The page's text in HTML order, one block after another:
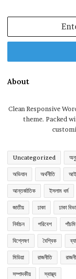
Email
About
Clean Responsive
theme. Packed
Uncategorized
অভিযান অর্থনীতি
আন্তর্জাতিক ইসলাম ধর্ম
জাতীয় ঢাকা ঢাকা
নির্বাচন পরিবেশ
বিশ্লেষণ বৈশ্বিক
মিডিয়া রাজনীতি
সম্পাদকীয় স্বাস্থ্য